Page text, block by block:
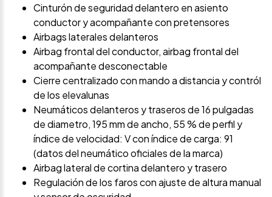
Cinturón de seguridad delantero en asiento
conductor y acompañante con pretensores
Airbags laterales delanteros
Airbag frontal del conductor, airbag frontal del
acompañante desconectable
Cierre centralizado con mando a distancia y contról
de los elevalunas
Neumáticos delanteros y traseros de 16 pulgadas
de diametro, 195 mm de ancho, 55 % de perfil y
índice de velocidad: V con índice de carga: 91
(datos del neumático oficiales de la marca)
Airbag lateral de cortina delantero y trasero
Regulación de los faros con ajuste de altura manual